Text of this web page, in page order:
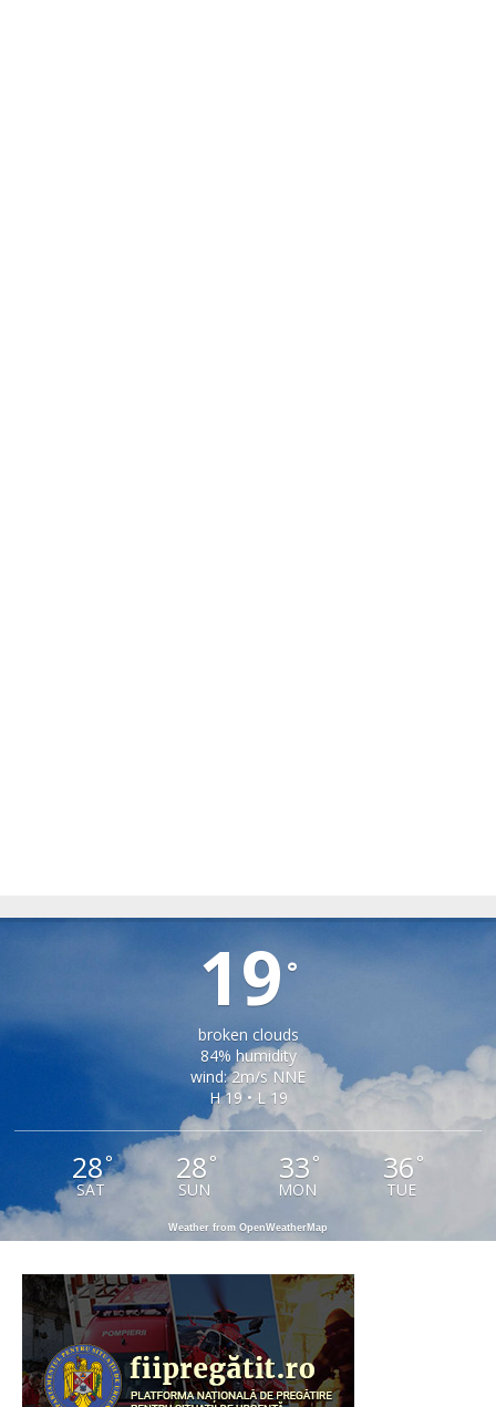
19°
broken clouds
84% humidity
wind: 2m/s NNE
H 19 • L 19
28°
SAT
28 °
SUN
33 °
MON
36 °
TUE
Weather from OpenWeatherMap